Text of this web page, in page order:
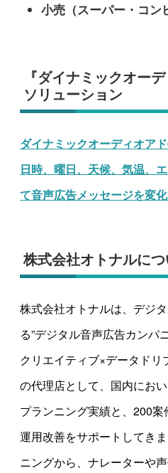
小売（スーパー・コン
『ダイナミックオー
ソリューション
ダイナミックオーディオア
日時、曜日、天候、気温、
て音声広告メッセージを変
株式会社オトナルに
株式会社オトナルは、デジ
る”デジタル音声広告カンパニ
クリエイティブ×データド
の代理店として、国内にお
プランニング実績と、200案
運用改善をサポートしてき
ニングから、ナレーターや